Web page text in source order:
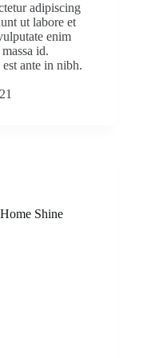
adipiscing
ut labore et
enim
id.
ante in nibh.
Shine